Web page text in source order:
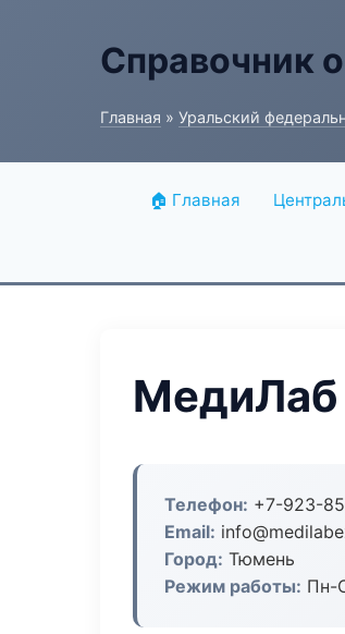
Справочник
Главная » Уральский
🏠 Главная
МедиЛаб
Телефон: +7-923-
Email:
Город: Тюмень
Режим работы: Пн-